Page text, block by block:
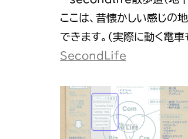
ここは、昔懐かしい感じの
できます。（実際に動く電
SecondLife